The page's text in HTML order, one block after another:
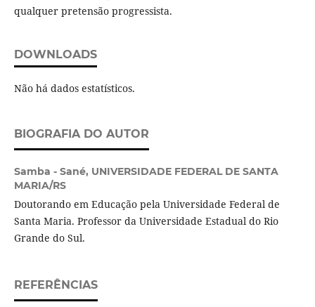
qualquer pretensão progressista.
DOWNLOADS
Não há dados estatísticos.
BIOGRAFIA DO AUTOR
Samba - Sané, UNIVERSIDADE FEDERAL DE SANTA
MARIA/RS
Doutorando em Educação pela Universidade Federal de
Santa Maria. Professor da Universidade Estadual do Rio
Grande do Sul.
REFERÊNCIAS